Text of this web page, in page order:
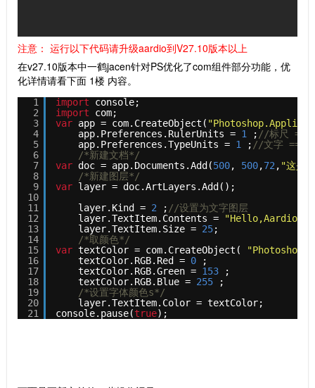
注意： 运行以下代码请升级aardio到V27.10版本以上
在v27.10版本中一鹤jacen针对PS优化了com组件部分功能，优
化详情请看下面 1楼 内容。
1
2
3
4
5
6
7
8
9
10
11
12
13
14
15
16
17
18
19
20
21
import
console;
import
com;
var app = com.CreateObject(
app.Preferences.RulerUnits = 1 ; //标尺 ==>
app.Preferences.TypeUnits = 1 ; //文字 ==>
/*新建文档*/
var doc = app.Documents.Add(500, 500,72 , "这是
/*新建图层*/
var layer = doc.ArtLayers.Add();
layer.Kind = 2 ; //设置为文字图层
layer.TextItem.Contents =
"Hello,Aardio！"
layer.TextItem.Size = 25;
/*取颜色*/
var textColor = com.CreateObject(
textColor.RGB.Red = 0
;
textColor.RGB.Green = 153
;
textColor.RGB.Blue = 255
;
/*设置字体颜色s*/
layer.TextItem.Color = textColor;
console.pause(true);